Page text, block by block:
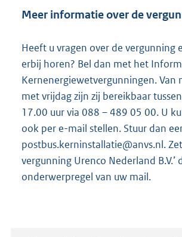
Meer informatie over de
Heeft u vragen over de vergunning
erbij horen? Bel dan met het
Kernenergiewetvergunningen. Van
met vrijdag zijn zij bereikbaar
17.00 uur via 088 – 489 05 00. U
ook per e-mail stellen. Stuur dan
postbus.kerninstallatie@anvs.nl.
vergunning Urenco Nederland B.V.’
onderwerpregel van uw mail.